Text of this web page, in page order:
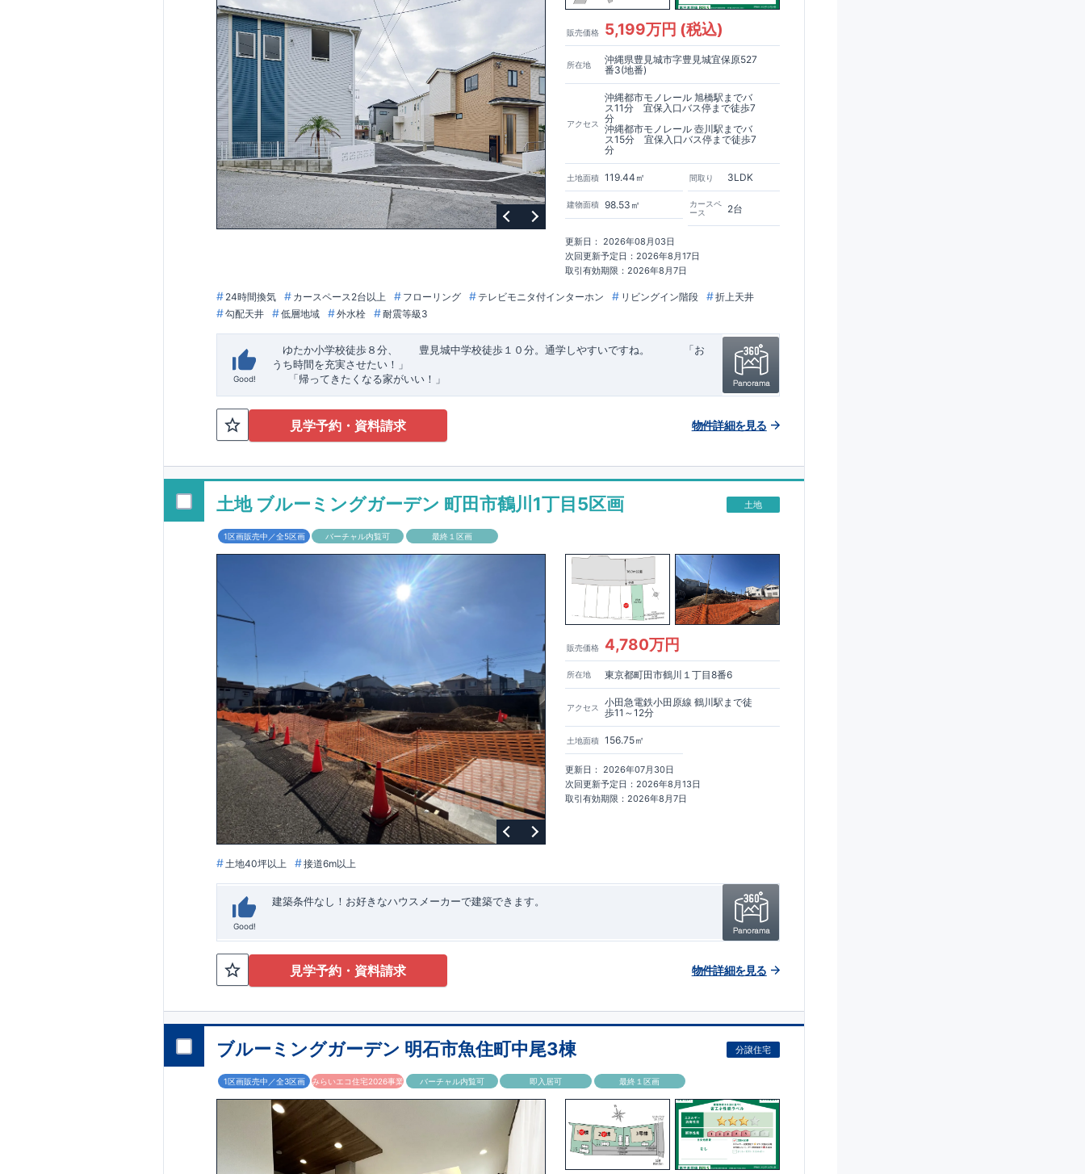
販売価格 5,199万円 (税込)
所在地
沖縄県豊見城市字豊見城宜保原527
番3(地番)
アクセス
沖縄都市モノレール 旭橋駅までバ
ス11分 宜保入口バス停まで徒歩7
分
沖縄都市モノレール 壺川駅までバ
ス15分 宜保入口バス停まで徒歩7
分
土地面積 119.44㎡
建物面積 98.53㎡
間取り 3LDK
カースペ
ース
2台
更新日： 2026年08月03日
次回更新予定日：2026年8月17日
取引有効期限：2026年8月7日
24時間換気 カースペース2台以上 フローリング テレビモニタ付インターホン リビングイン階段
折上天井
勾配天井
低層地域 外水栓 耐震等級3
Good!
ゆたか小学校徒歩８分、 豊見城中学校徒歩１０分。通学しやすいですね。
「お
うち時間を充実させたい！」
「帰ってきたくなる家がいい！」
TEL:098-860-2201（火・水曜日定休日、年末年始休み）
配ボックス・玄関電子キー・浴室換気乾燥機・防犯ガラス
■１階廻りの構造材は防腐・防蟻性を確保するため、構造用集成材にヒノキを使用しておりま
す！
■長期優良住宅もっと詳しく 「いい家を作って、きちんと手入れをして、長く大切に使う」
という考え方の下、 国が定めた7つの厳しい技術基準をクリアした物件だけが認定を受けられ
長期優良住宅として認定を受けるためには、国が定めた下記
つの技術基準をクリアする必要
があります。東栄住宅は全棟でクリア！①耐震性②劣化対策③維持管理性④住戸面積⑤省エネ
ルギー性⑥居住環境⑦維持保全管理
そのほかの魅力として、住宅ローン金利優遇、固定資産税の減税、中古市場での売却時にも有
「設計」と「建設」のダブルで
性能を評価されています！図面を第三者機関へ提出します。外部評価委員が建設中に 3回、竣
回の現場検査が行われます。構造の安定、劣化の軽減、維持管理への配慮、温熱環
境・エネルギー消費量（断熱等性能）の必須4分野、空気環境で、最高等級取得！ ■耐震等級
3
もっと詳しく 東栄住宅の建物は、国が定めた耐震最高等級
を取得。建築基準法に定め
られた、｢数百年に一度発生する地震に対して、倒壊、崩壊しない｣という基準から、さらに
1.5倍の耐震力を達成しています。 ■耐風等級2 災害時の損傷の受けにくさを評価されていま
す。建築基準法に定められている暴風による力（500年に1 度）のさらに 1.2倍の暴風に対して
も損傷を生じないことで耐風最高等級2を取得しています。
栄住宅は土地の仕入れ、設計、施工、販売、メンテナンスまで、すべてのプロセスに携わって
います。 ■アフターサポートもっと詳しく 快適に暮らすことができる住宅の品質を長
期にわたり維持するには、定期的な点検を実施することが重要です。 最大 60年間の保証制度
がございます。もちろん、定期点検以外でも万一不具合が発生した際は対応いたします。
当社こだわりの空間アイディアを ショート動画で
ご紹介しています。ここをクリック
見学予約・資料請求 物件詳細を見る
土地 ブルーミングガーデン 町田市鶴川1丁目5区画 土地
1区画販売中／全5区画 バーチャル内覧可 最終１区画
販売価格 4,780万円
所在地 東京都町田市鶴川１丁目8番6
アクセス
小田急電鉄小田原線 鶴川駅まで徒
歩11～12分
土地面積 156.75㎡
更新日： 2026年07月30日
次回更新予定日：2026年8月13日
取引有効期限：2026年8月7日
土地40坪以上 接道6m以上
Good!
建築条件なし！​お好きなハウスメーカーで建築できます。
見学予約・資料請求 物件詳細を見る
ブルーミングガーデン 明石市魚住町中尾3棟 分譲住宅
1区画販売中／全3区画 みらいエコ住宅2026事業 バーチャル内覧可 即入居可 最終１区画